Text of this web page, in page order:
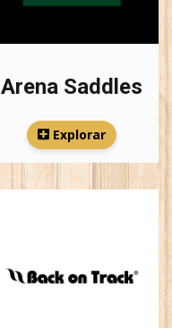
Arena Saddles
Explorar